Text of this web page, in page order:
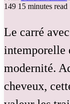
149 15 minutes read
Le carré
intemporelle
modernité.
cheveux,